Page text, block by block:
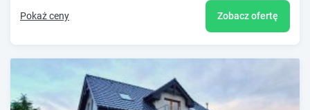
Pokaż ceny Zobacz ofertę